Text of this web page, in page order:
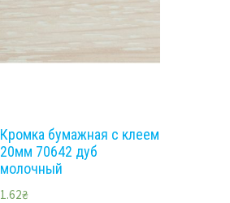
Кромка бумажная с клеем
20мм 70642 дуб
молочный
1.62₴